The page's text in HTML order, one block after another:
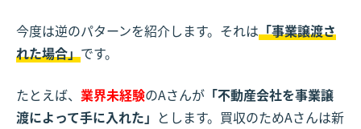
今度は逆のパターンを紹介します。それは「事業譲渡さ
れた場合」です。
たとえば、 業界未経験のAさんが 「不動産会社を事業譲
渡によって手に入れた」 とします。買収のためAさんは新